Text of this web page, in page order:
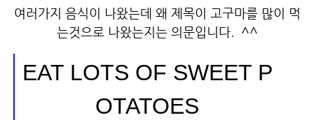
여러가지 음식이 나왔는데 왜 제목이 고구마를 많이 먹
는것으로 나왔는지는 의문입니다. ^^
EAT LOTS OF SWEET P
OTATOES